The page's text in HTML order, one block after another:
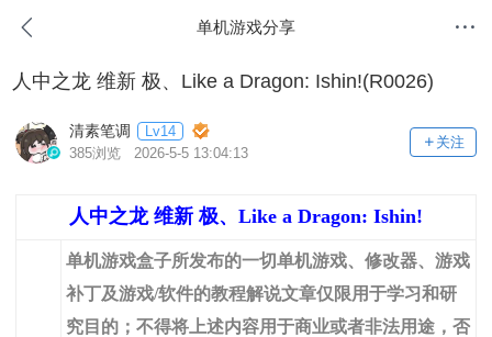
单机游戏分享
人中之龙 维新 极、Like a Dragon: Ishin!(R0026)
清素笔调
Lv14
385浏览 2026-5-5 13:04:13
关注
人中之龙 维新 极、Like a Dragon: Ishin!
单机游戏盒子所发布的一切单机游戏、修改器、游戏
补丁及游戏/软件的教程解说文章仅限用于学习和研
究目的；不得将上述内容用于商业或者非法用途，否